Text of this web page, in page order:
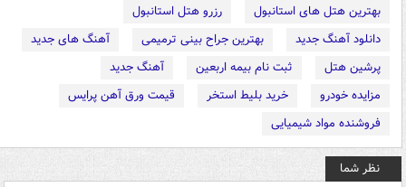
بهترین هتل های استانبول
رزرو هتل استانبول
دانلود آهنگ جدید
بهترین جراح بینی ترمیمی
آهنگ های جدید
پرشین هتل
ثبت نام بیمه اربعین
آهنگ جدید
مزایده خودرو
خرید بلیط استخر
قیمت ورق آهن پرایس
فروشنده مواد شیمیایی
نظر شما